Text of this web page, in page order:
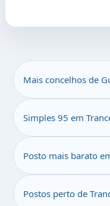
Mais concelhos de
Simples 95 em
Posto mais barato
Postos perto de